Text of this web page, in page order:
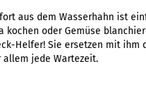
aus dem Wasserhahn ist
kochen oder Gemüse
Helfer! Sie ersetzen mit ihm
allem jede Wartezeit.